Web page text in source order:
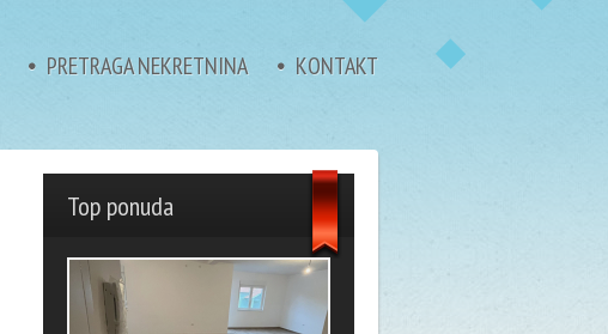
PRETRAGA NEKRETNINA KONTAKT
Top ponuda